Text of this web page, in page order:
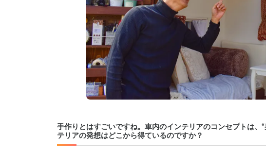
手作りとはすごいですね。車内のインテリアのコンセプトは、
テリアの発想はどこから得ているのですか？